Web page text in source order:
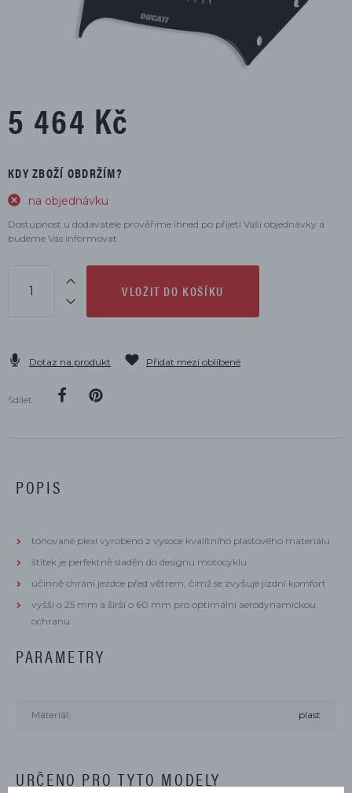
5 464 Kč
KDY ZBOŽÍ OBDRŽÍM?
na objednávku
Dostupnost u dodavatele prověříme ihned po přijetí Vaší objednávky a
budeme Vás informovat.
VLOŽIT DO KOŠÍKU
Dotaz na produkt Přidat mezi oblíbené
Sdílet
POPIS
tónované plexi vyrobeno z vysoce kvalitního plastového materiálu
štítek je perfektně sladěn do designu motocyklu
účinně chrání jezdce před větrem, čímž se zvyšuje jízdní komfort
vyšší o 25 mm a širší o 60 mm pro optimální aerodynamickou
ochranu
PARAMETRY
Materiál: plast
URČENO PRO TYTO MODELY